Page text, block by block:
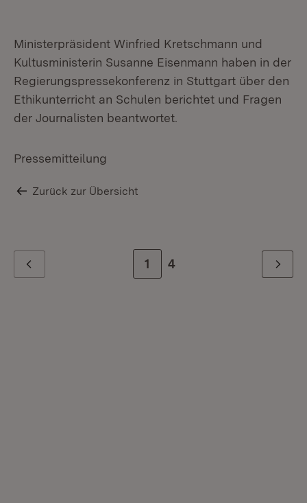
Ministerpräsident Winfried Kretschmann und
Kultusministerin Susanne Eisenmann haben in der
Regierungspressekonferenz in Stuttgart über den
Ethikunterricht an Schulen berichtet und Fragen
der Journalisten beantwortet.
Pressemitteilung
Zurück zur Übersicht
Zur Seite
1 Zur letzten Seite
4 Weiter